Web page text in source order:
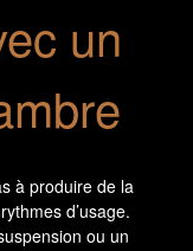
un
à produire de la
d’usage.
ou un